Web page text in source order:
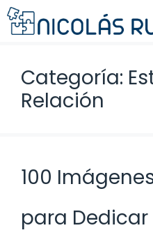
Saltar
al
Categoría:
Relación
100
para Dedicar